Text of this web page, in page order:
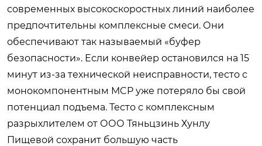
современных высокоскоростных линий наиболее
предпочтительны комплексные смеси. Они
обеспечивают так называемый «буфер
безопасности». Если конвейер остановился на 15
минут из-за технической неисправности, тесто с
монокомпонентным MCP уже потеряло бы свой
потенциал подъема. Тесто с комплексным
разрыхлителем от ООО Тяньцзинь Хунлу
Пищевой сохранит большую часть